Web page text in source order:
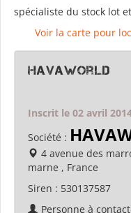
spécialiste du stock lot
Voir la carte pour
havaworld
Inscrit le 02 avril
Société :
4 avenue des
marne , France
Siren : 530137587
Personne à